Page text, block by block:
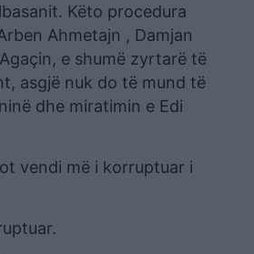
Këto procedura
Ahmetajn , Damjan
e shumë zyrtarë të
asgjë nuk do të mund të
dhe miratimin e Edi
vendi më i korruptuar i